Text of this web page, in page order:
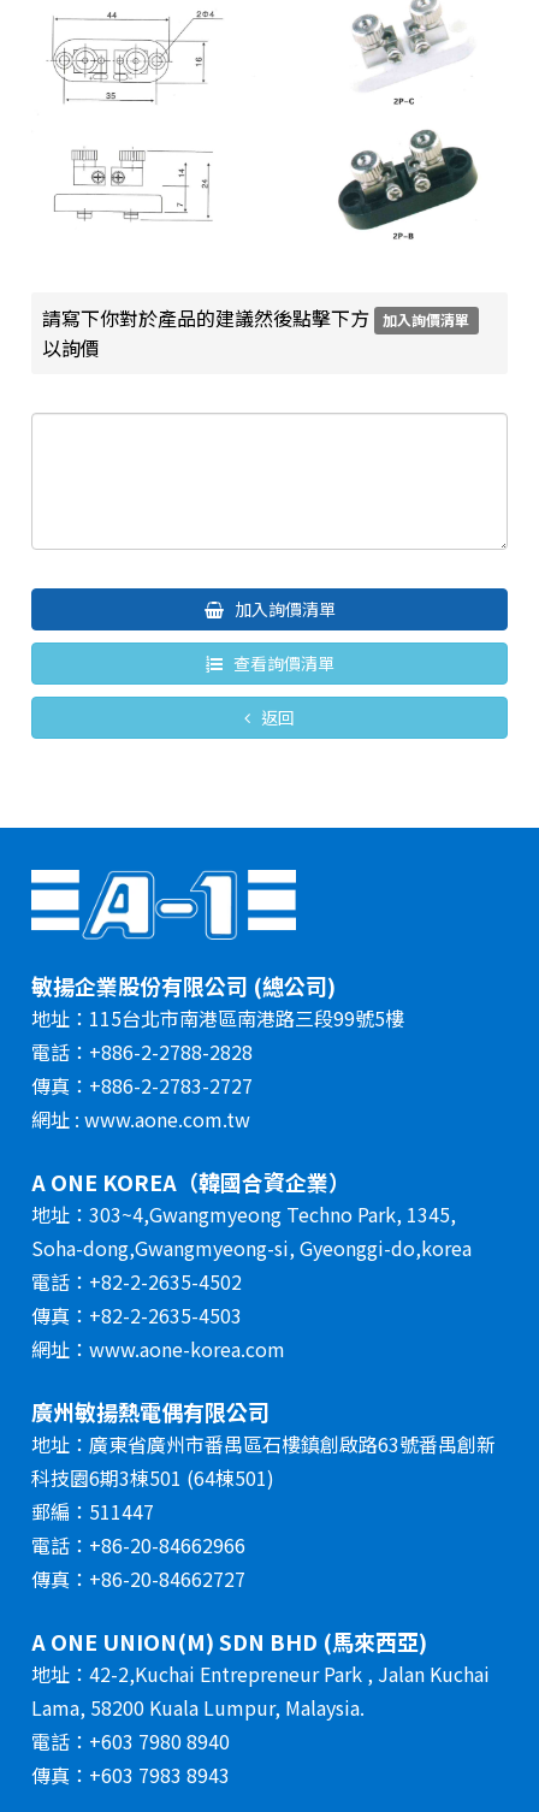
請寫下你對於產品的建議然後點擊下方 加入詢價清單
以詢價
加入詢價清單
查看詢價清單
返回
敏揚企業股份有限公司 (總公司)
地址：115台北市南港區南港路三段99號5樓
電話：+886-2-2788-2828
傳真：+886-2-2783-2727
網址 : www.aone.com.tw
A ONE KOREA（韓國合資企業）
地址：303~4,Gwangmyeong Techno Park, 1345,
Soha-dong,Gwangmyeong-si, Gyeonggi-do,korea
電話：+82-2-2635-4502
傳真：+82-2-2635-4503
網址：www.aone-korea.com
廣州敏揚熱電偶有限公司
地址：廣東省廣州市番禺區石樓鎮創啟路63號番禺創新
科技園6期3棟501 (64棟501)
郵編：511447
電話：+86-20-84662966
傳真：+86-20-84662727
A ONE UNION(M) SDN BHD (馬來西亞)
地址：42-2,Kuchai Entrepreneur Park , Jalan Kuchai
Lama, 58200 Kuala Lumpur, Malaysia.
電話：+603 7980 8940
傳真：+603 7983 8943